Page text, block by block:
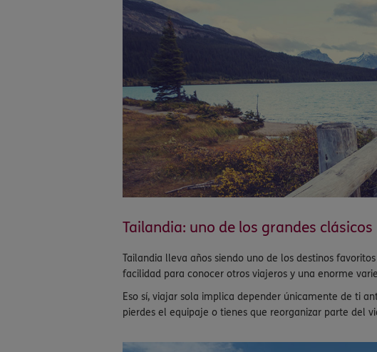
Tailandia: uno de los grandes
Tailandia lleva años siendo uno de los destinos
facilidad para conocer otros viajeros y una enorme
Eso sí, viajar sola implica depender únicamente de ti
pierdes el equipaje o tienes que reorganizar parte del